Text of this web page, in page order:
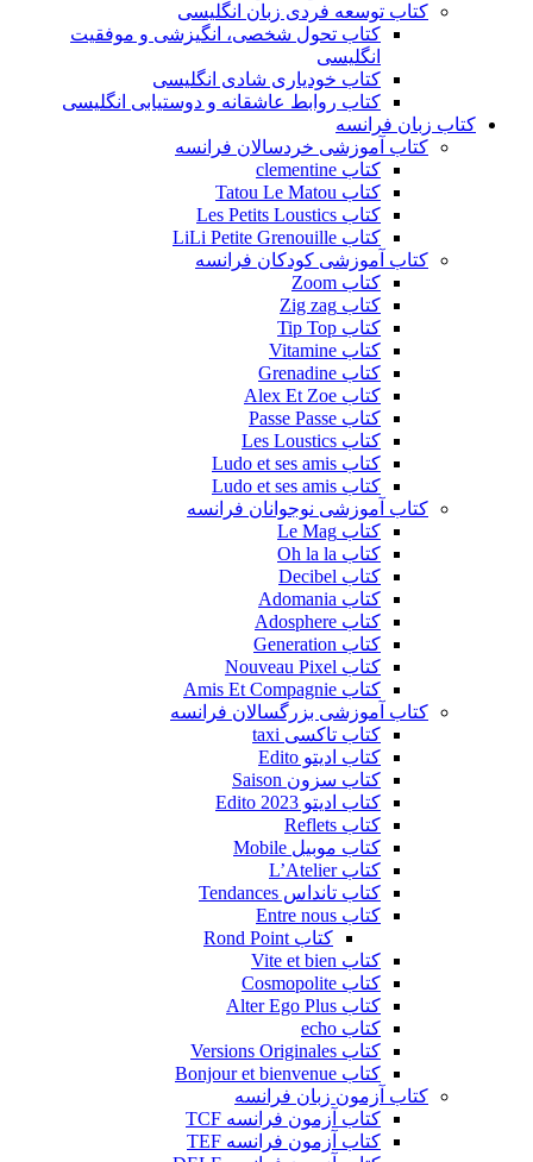
کتاب توسعه فردی زبان انگلیسی
کتاب تحول شخصی، انگیزشی و موفقیت
انگلیسی
کتاب خودیاری شادی انگلیسی
کتاب روابط عاشقانه و دوستیابی انگلیسی
کتاب زبان فرانسه
کتاب آموزشی خردسالان فرانسه
کتاب clementine
کتاب Tatou Le Matou
کتاب Les Petits Loustics
کتاب LiLi Petite Grenouille
کتاب آموزشی کودکان فرانسه
کتاب Zoom
کتاب Zig zag
کتاب Tip Top
کتاب Vitamine
کتاب Grenadine
کتاب Alex Et Zoe
کتاب Passe Passe
کتاب Les Loustics
کتاب Ludo et ses amis
کتاب Ludo et ses amis
کتاب آموزشی نوجوانان فرانسه
کتاب Le Mag
کتاب Oh la la
کتاب Decibel
کتاب Adomania
کتاب Adosphere
کتاب Generation
کتاب Nouveau Pixel
کتاب Amis Et Compagnie
کتاب آموزشی بزرگسالان فرانسه
کتاب تاکسی taxi
کتاب ادیتو Edito
کتاب سزون Saison
کتاب ادیتو Edito 2023
کتاب Reflets
کتاب موبیل Mobile
کتاب L’Atelier
کتاب تانداس Tendances
کتاب Entre nous
کتاب Rond Point
کتاب Vite et bien
کتاب Cosmopolite
کتاب Alter Ego Plus
کتاب echo
کتاب Versions Originales
کتاب Bonjour et bienvenue
کتاب آزمون زبان فرانسه
کتاب آزمون فرانسه TCF
کتاب آزمون فرانسه TEF